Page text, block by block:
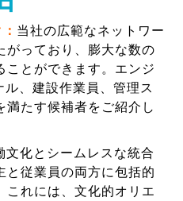
当社の広範なネットワー
がっており、膨大な数の
ことができます。エンジ
、建設作業員、管理ス
満たす候補者をご紹介し
文化とシームレスな統合
と従業員の両方に包括的
これには、文化的オリエ